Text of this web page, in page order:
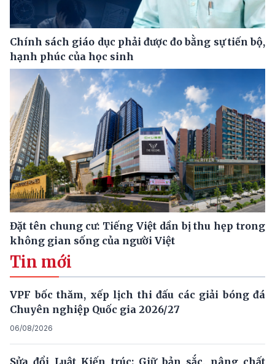
Chính sách giáo dục phải được đo bằng sự tiến bộ,
hạnh phúc của học sinh
Đặt tên chung cư: Tiếng Việt dần bị thu hẹp trong
không gian sống của người Việt
Tin mới
VPF bốc thăm, xếp lịch thi đấu các giải bóng đá
Chuyên nghiệp Quốc gia 2026/27
06/08/2026
Sửa đổi Luật Kiến trúc: Giữ bản sắc, nâng chất